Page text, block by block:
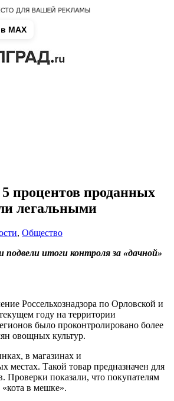
процентов проданных
легальными
, Общество
подвели итоги контроля за «дачной»
Россельхознадзора по Орловской и
году на территории
было проконтролировано более
овощных культур.
в магазинах и
местах. Такой товар предназначен для
Проверки показали, что покупателям
«кота в мешке».
MAX